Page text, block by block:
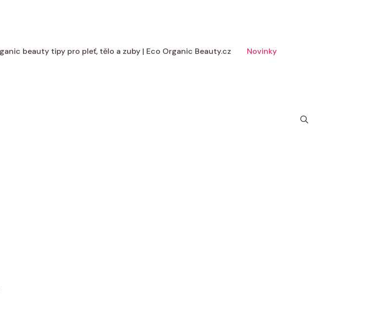
beauty tipy pro pleť, tělo a zuby | Eco Organic Beauty.cz Novinky